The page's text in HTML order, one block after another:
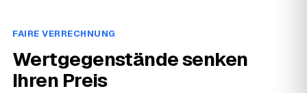
FAIRE VERRECHNUNG
Wertgegenstände senken
Ihren Preis